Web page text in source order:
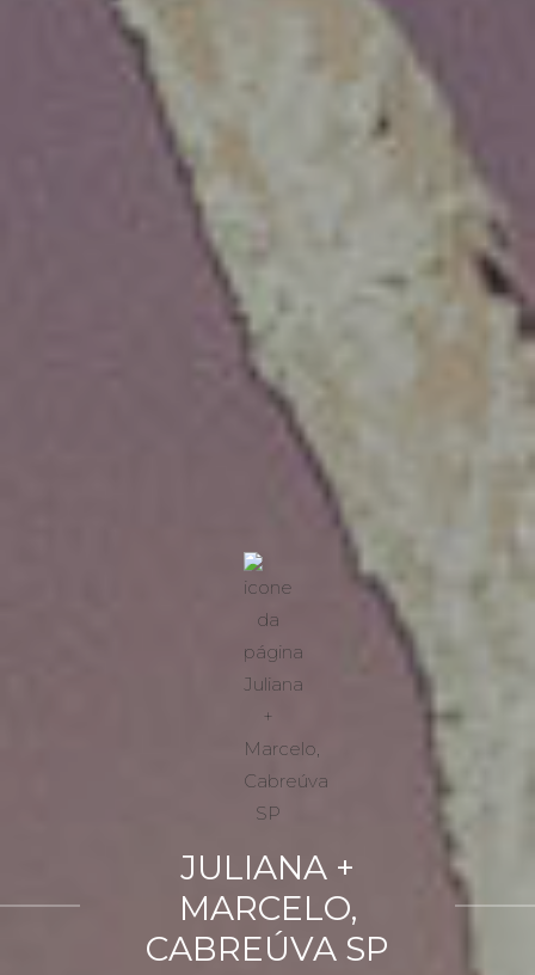
JULIANA +
MARCELO,
CABREÚVA SP